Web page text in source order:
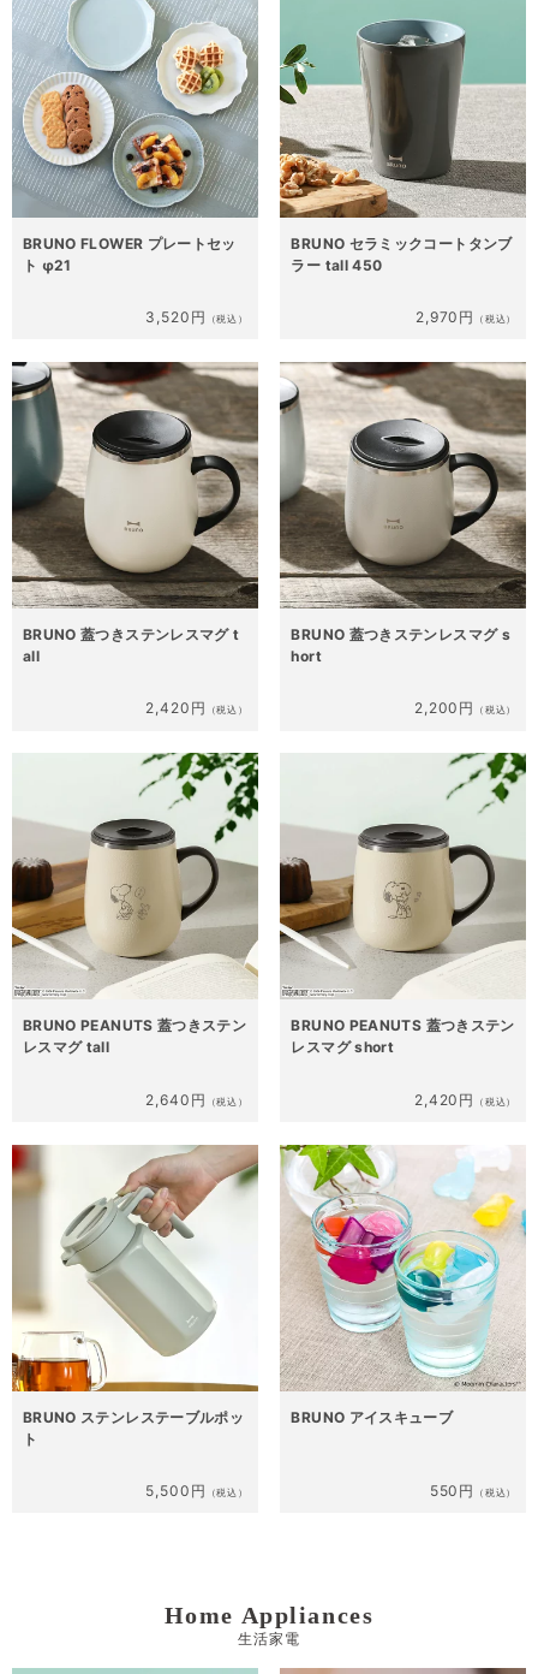
BRUNO FLOWER プレートセッ
ト φ21
3,520円 （税込）
BRUNO セラミックコートタンブ
ラー tall 450
2,970円 （税込）
BRUNO 蓋つきステンレスマグ t
all
2,420円 （税込）
BRUNO 蓋つきステンレスマグ s
hort
2,200円 （税込）
BRUNO PEANUTS 蓋つきステン
レスマグ tall
2,640円 （税込）
BRUNO PEANUTS 蓋つきステン
レスマグ short
2,420円 （税込）
BRUNO ステンレステーブルポッ
ト
5,500円 （税込）
BRUNO アイスキューブ
550円 （税込）
Home Appliances
生活家電